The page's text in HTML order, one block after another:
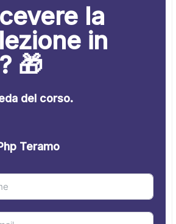
la
in
🎁
del corso.
Teramo